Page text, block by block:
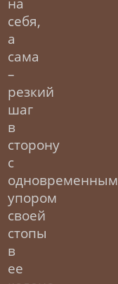
себя,
а
сама
–
резкий
шаг
в
сторону
с
одновременным
упором
своей
стопы
в
ее